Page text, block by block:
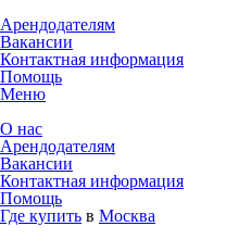
Арендодателям
Вакансии
Контактная информация
Помощь
Меню
О нас
Арендодателям
Вакансии
Контактная информация
Помощь
Где купить в Москва